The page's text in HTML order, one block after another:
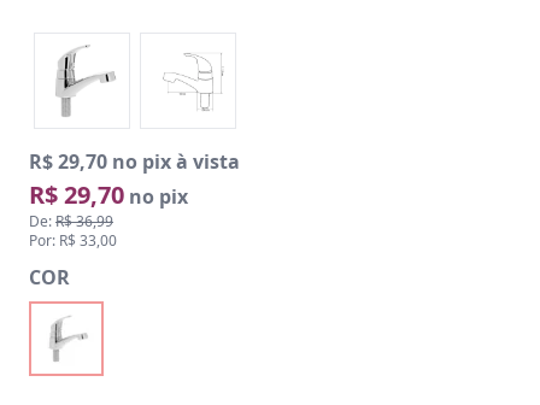
R$ 29,70 no pix à vista
R$ 29,70 no pix
De:R$ 36,99
Por: R$ 33,00
COR